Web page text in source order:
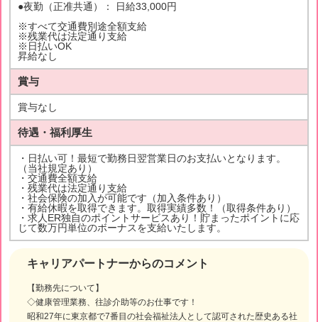
キャリアパートナーからのコメント
【勤務先について】
◇健康管理業務、往診介助等のお仕事です！
昭和27年に東京都で7番目の社会福祉法人として認可された歴史ある社
●夜勤（正准共通）： 日給33,000円
※すべて交通費別途全額支給
※残業代は法定通り支給
※日払いOK
昇給なし
賞与
賞与なし
待遇・福利厚生
・日払い可！最短で勤務日翌営業日のお支払いとなります。
（当社規定あり）
・交通費全額支給
・残業代は法定通り支給
・社会保険の加入が可能です（加入条件あり）
・有給休暇を取得できます。取得実績多数！（取得条件あり）
・求人ER独自のポイントサービスあり！貯まったポイントに応
じて数万円単位のボーナスを支給いたします。